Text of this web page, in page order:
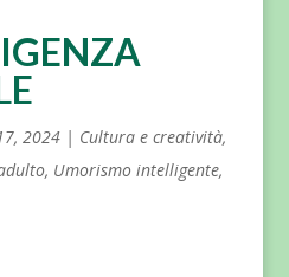
2024| Cultura e creatività,
, Umorismo intelligente,